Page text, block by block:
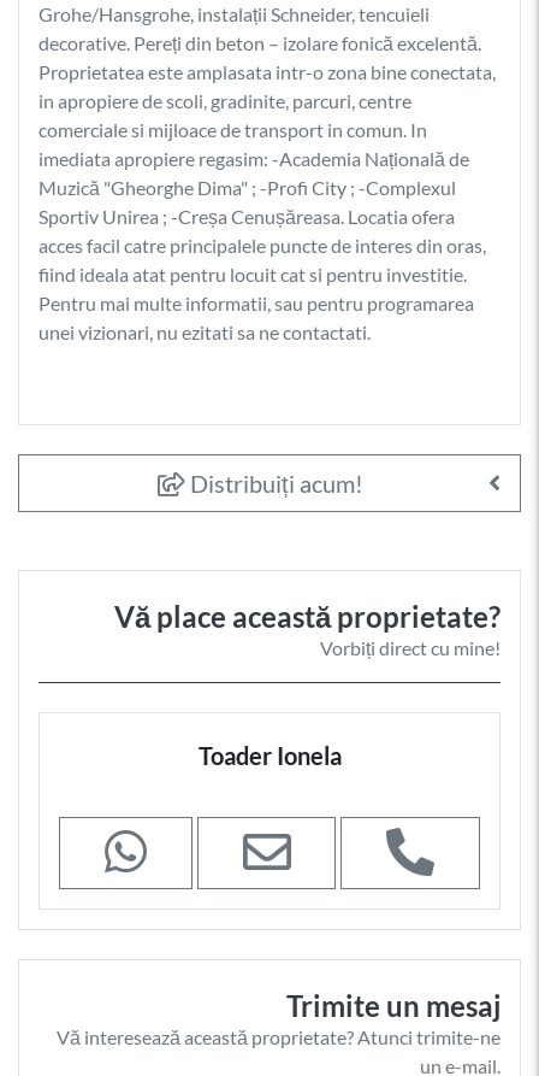
Grohe/Hansgrohe, instalații Schneider, tencuieli
decorative. Pereți din beton – izolare fonică excelentă.
Proprietatea este amplasata intr-o zona bine conectata,
in apropiere de scoli, gradinite, parcuri, centre
comerciale si mijloace de transport in comun. In
imediata apropiere regasim: -⁦Academia Națională de
Muzică "Gheorghe Dima" ; -Profi City ; -Complexul
Sportiv Unirea ; -Creșa Cenușăreasa. Locatia ofera
acces facil catre principalele puncte de interes din oras,
fiind ideala atat pentru locuit cat si pentru investitie.
Pentru mai multe informatii, sau pentru programarea
unei vizionari, nu ezitati sa ne contactati.
Distribuiți acum!
Vă place această proprietate?
Vorbiți direct cu mine!
Toader Ionela
Trimite un mesaj
Vă interesează această proprietate? Atunci trimite-ne
un e-mail.